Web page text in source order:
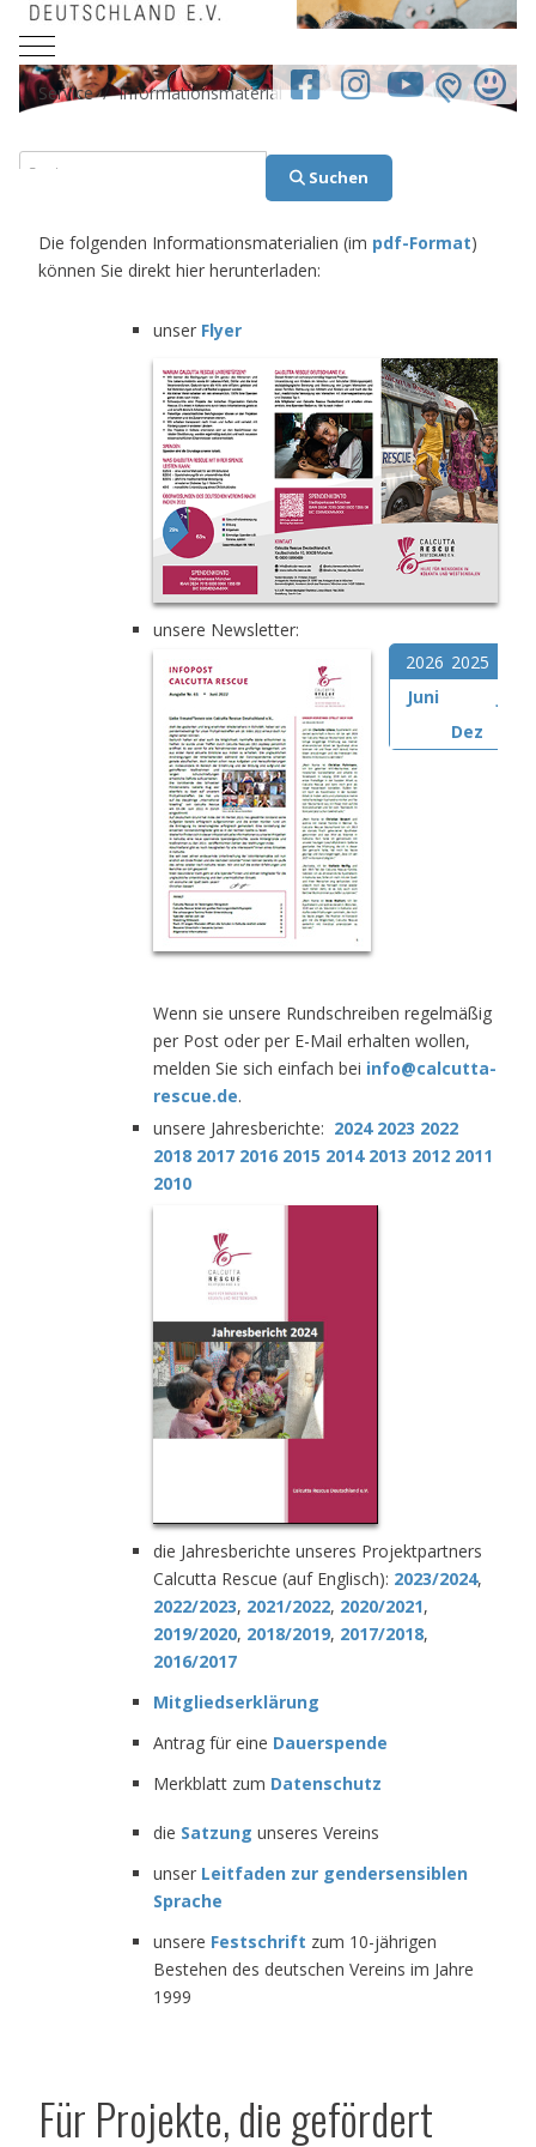
Mobile Menu Toggle
Service Informationsmaterial
Suchen
Suchen
Die folgenden Informationsmaterialien (im pdf-Format)
können Sie direkt hier herunterladen:
unser Flyer
unsere Newsletter:
2026 2025
Juni
Dez
Wenn sie unsere Rundschreiben regelmäßig
per Post oder per E-Mail erhalten wollen,
melden Sie sich einfach bei info@calcutta-
rescue.de.
unsere Jahresberichte: 2024 2023 2022
2018 2017 2016 2015 2014 2013 2012 2011
2010
die Jahresberichte unseres Projektpartners
Calcutta Rescue (auf Englisch): 2023/2024,
2022/2023, 2021/2022, 2020/2021,
2019/2020, 2018/2019, 2017/2018,
2016/2017
Mitgliedserklärung
Antrag für eine Dauerspende
Merkblatt zum Datenschutz
die Satzung unseres Vereins
unser Leitfaden zur gendersensiblen
Sprache
unsere Festschrift zum 10-jährigen
Bestehen des deutschen Vereins im Jahre
1999
Für Projekte, die gefördert